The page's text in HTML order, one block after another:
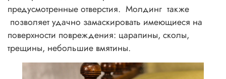
предусмотренные отверстия. Молдинг также
позволяет удачно замаскировать имеющиеся на
поверхности повреждения: царапины, сколы,
трещины, небольшие вмятины.